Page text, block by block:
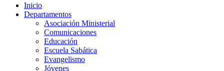
Inicio
Departamentos
Asociación Ministerial
Comunicaciones
Educación
Escuela Sabática
Evangelismo
Jóvenes